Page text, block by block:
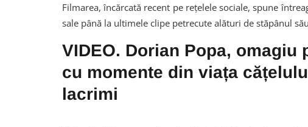
Filmarea, încărcată recent pe rețelele sociale, spune
sale până la ultimele clipe petrecute alături de stăpânul
VIDEO. Dorian Popa,
cu momente din viața
lacrimi